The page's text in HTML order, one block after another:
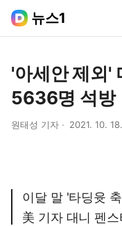
뉴스1
'아세안 제외'
5636명 석방
원태성 기자 2021. 10.
이달 말 '타딩윳
美 기자 대니 펜